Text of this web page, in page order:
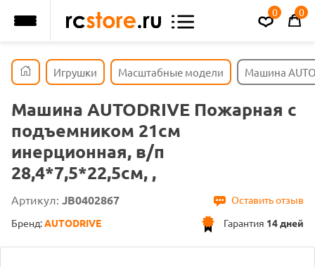
0 0
Игрушки Масштабные модели Машина
Машина AUTODRIVE Пожарная с
подъемником 21см
инерционная, в/п
28,4*7,5*22,5см, ,
Артикул: JB0402867
Оставить отзыв
Гарантия 14 дней
Бренд:AUTODRIVE